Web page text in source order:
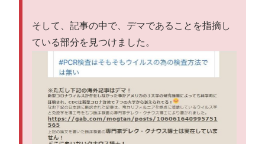
そして、記事の中で、デマであることを指摘し
ている部分を見つけました。